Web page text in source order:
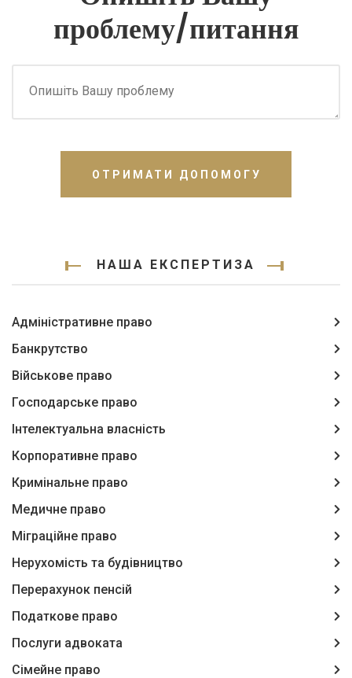
проблему/питання
ОТРИМАТИ ДОПОМОГУ
НАША ЕКСПЕРТИЗА
Адміністративне право
Банкрутство
Військове право
Господарське право
Інтелектуальна власність
Корпоративне право
Кримінальне право
Медичне право
Міграційне право
Нерухомість та будівництво
Перерахунок пенсій
Податкове право
Послуги адвоката
Сімейне право